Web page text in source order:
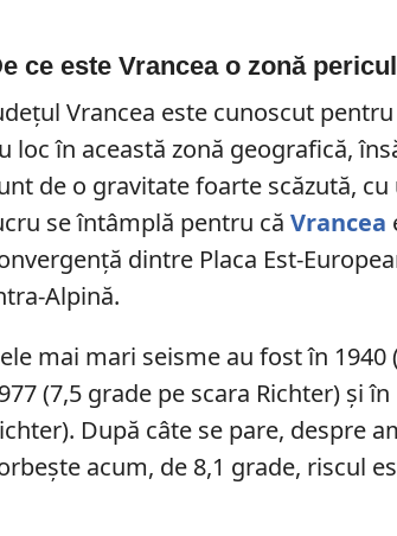
ce este Vrancea o zonă
Vrancea este cunoscut
loc în această zonă geografică,
de o gravitate foarte scăzută,
se întâmplă pentru căVrancea
dintre Placa Est-
Alpină.
mai mari seisme au fost în 1940
(7,5 grade pe scara Richter) și
După câte se pare, despre
acum, de 8,1 grade, riscul